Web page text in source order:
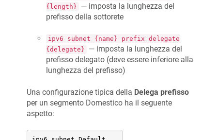
{length}
— imposta la lunghezza del
prefisso della sottorete
ipv6 subnet {name} prefix delegate
{delegate}
— imposta la lunghezza del
prefisso delegato (deve essere inferiore alla
lunghezza del prefisso)
Una configurazione tipica della Delega prefisso
per un segmento Domestico ha il seguente
aspetto: